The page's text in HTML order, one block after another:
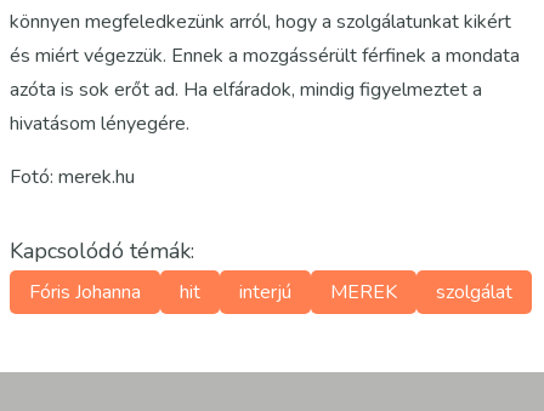
könnyen megfeledkezünk arról, hogy a szolgálatunkat kikért
és miért végezzük. Ennek a mozgássérült férfinek a mondata
azóta is sok erőt ad. Ha elfáradok, mindig figyelmeztet a
hivatásom lényegére.
Fotó: merek.hu
Kapcsolódó témák:
Fóris Johanna hit interjú MEREK szolgálat